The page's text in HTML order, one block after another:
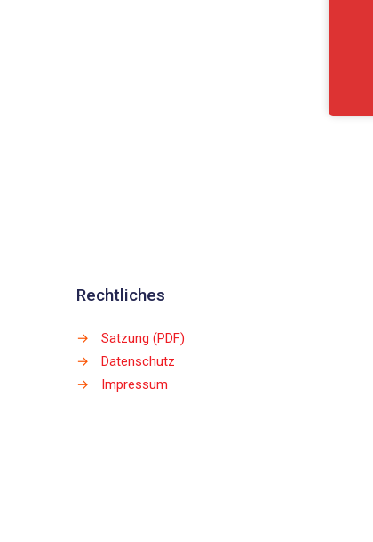
Rechtliches
→
Satzung (PDF)
→
Datenschutz
→
Impressum